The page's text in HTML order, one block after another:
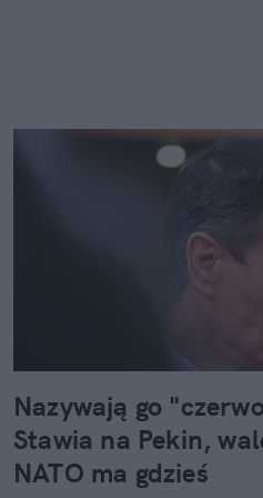
Nazywają go
Stawia na Pekin,
NATO ma gdzieś